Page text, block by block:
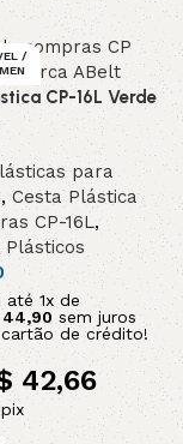
/
CP-16L Verde
para
,Cesta Plástica
CP-16L,
Plásticos
até 1x de
44,90 sem juros
de crédito!
42,66